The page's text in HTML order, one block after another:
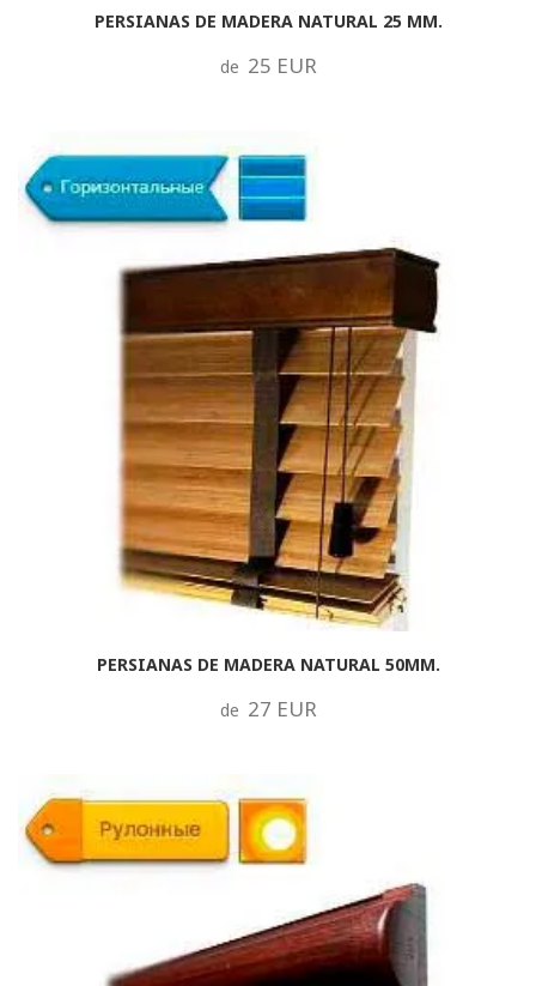
PERSIANAS DE MADERA NATURAL 25 MM.
de 25 EUR
PERSIANAS DE MADERA NATURAL 50MM.
de 27 EUR